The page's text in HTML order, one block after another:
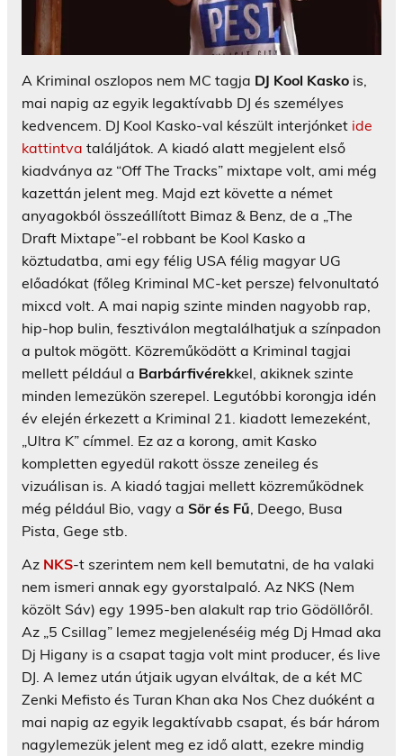
A Kriminal oszlopos nem MC tagja DJ Kool Kasko is,
mai napig az egyik legaktívabb DJ és személyes
kedvencem. DJ Kool Kasko-val készült interjónket ide
kattintva találjátok. A kiadó alatt megjelent első
kiadványa az “Off The Tracks” mixtape volt, ami még
kazettán jelent meg. Majd ezt követte a német
anyagokból összeállított Bimaz & Benz, de a „The
Draft Mixtape”-el robbant be Kool Kasko a
köztudatba, ami egy félig USA félig magyar UG
előadókat (főleg Kriminal MC-ket persze) felvonultató
mixcd volt. A mai napig szinte minden nagyobb rap,
hip-hop bulin, fesztiválon megtalálhatjuk a színpadon
a pultok mögött. Közreműködött a Kriminal tagjai
mellett például a Barbárfivérekkel, akiknek szinte
minden lemezükön szerepel. Legutóbbi korongja idén
év elején érkezett a Kriminal 21. kiadott lemezeként,
„Ultra K” címmel. Ez az a korong, amit Kasko
kompletten egyedül rakott össze zeneileg és
vizuálisan is. A kiadó tagjai mellett közreműködnek
még például Bio, vagy a Sör és Fű, Deego, Busa
Pista, Gege stb.
Az NKS-t szerintem nem kell bemutatni, de ha valaki
nem ismeri annak egy gyorstalpaló. Az NKS (Nem
közölt Sáv) egy 1995-ben alakult rap trio Gödöllőről.
Az „5 Csillag” lemez megjelenéséig még Dj Hmad aka
Dj Higany is a csapat tagja volt mint producer, és live
DJ. A lemez után útjaik ugyan elváltak, de a két MC
Zenki Mefisto és Turan Khan aka Nos Chez duóként a
mai napig az egyik legaktívabb csapat, és bár három
nagylemezük jelent meg ez idő alatt, ezekre mindig